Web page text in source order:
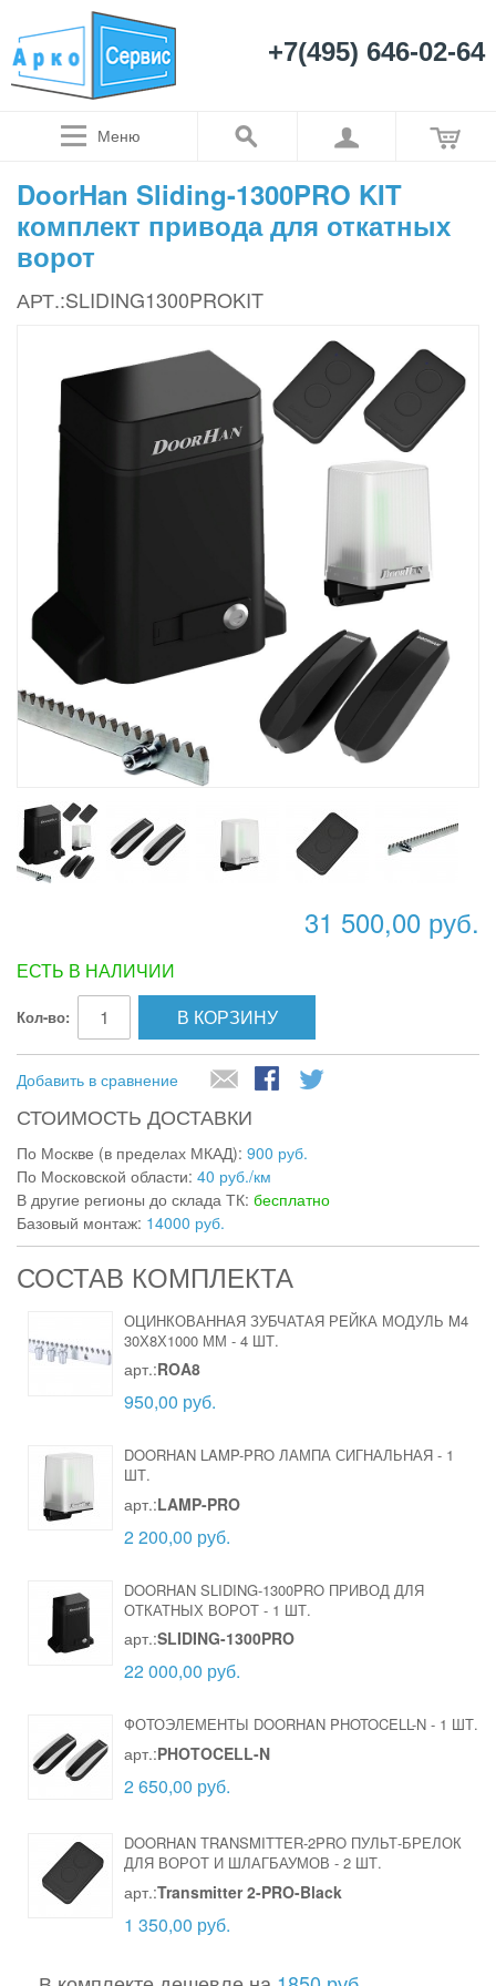
+7(495) 646-02-64
Меню
DoorHan Sliding-1300PRO KIT
комплект привода для откатных
ворот
АРТ.:SLIDING1300PROKIT
31 500,00 руб.
ЕСТЬ В НАЛИЧИИ
Кол-во: В КОРЗИНУ
Добавить в сравнение
СТОИМОСТЬ ДОСТАВКИ
По Москве (в пределах МКАД): 900 руб.
По Московской области: 40 руб./км
В другие регионы до склада ТК: бесплатно
Базовый монтаж: 14000 руб.
СОСТАВ КОМПЛЕКТА
ОЦИНКОВАННАЯ ЗУБЧАТАЯ РЕЙКА МОДУЛЬ M4
30Х8Х1000 ММ - 4 ШТ.
арт.:ROA8
950,00 руб.
DOORHAN LAMP-PRO ЛАМПА СИГНАЛЬНАЯ - 1
ШТ.
арт.:LAMP-PRO
2 200,00 руб.
DOORHAN SLIDING-1300PRO ПРИВОД ДЛЯ
ОТКАТНЫХ ВОРОТ - 1 ШТ.
арт.:SLIDING-1300PRO
22 000,00 руб.
ФОТОЭЛЕМЕНТЫ DOORHAN PHOTOCELL-N - 1 ШТ.
арт.:PHOTOCELL-N
2 650,00 руб.
DOORHAN TRANSMITTER-2PRO ПУЛЬТ-БРЕЛОК
ДЛЯ ВОРОТ И ШЛАГБАУМОВ - 2 ШТ.
арт.:Transmitter 2-PRO-Black
1 350,00 руб.